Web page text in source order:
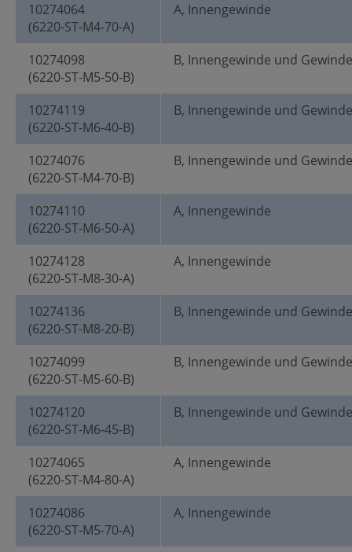
10274064
(6220-ST-M4-70-A)
A, Innengewinde
10274098
(6220-ST-M5-50-B)
B, Innengewinde und
10274119
(6220-ST-M6-40-B)
B, Innengewinde und
10274076
(6220-ST-M4-70-B)
B, Innengewinde und
10274110
(6220-ST-M6-50-A)
A, Innengewinde
10274128
(6220-ST-M8-30-A)
A, Innengewinde
10274136
(6220-ST-M8-20-B)
B, Innengewinde und
10274099
(6220-ST-M5-60-B)
B, Innengewinde und
10274120
(6220-ST-M6-45-B)
B, Innengewinde und
10274065
(6220-ST-M4-80-A)
A, Innengewinde
10274086
(6220-ST-M5-70-A)
A, Innengewinde